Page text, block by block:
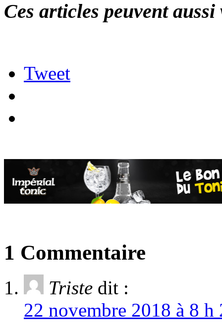
Ces articles peuvent
Tweet
1 Commentaire
Triste dit :
22 novembre 2018 à 8